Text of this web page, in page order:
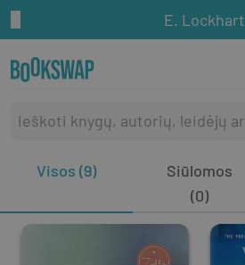
E. Lockhart
Visos (9)
Siūlomos
(0)